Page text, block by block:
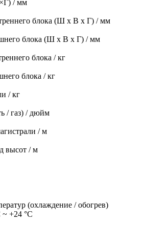
/ мм
блока (Ш х В х Г) / мм
блока (Ш х В х Г) / мм
блока / кг
блока / кг
/ кг
/ газ) / дюйм
/ м
высот / м
(охлаждение / обогрев)
~ +24 °C